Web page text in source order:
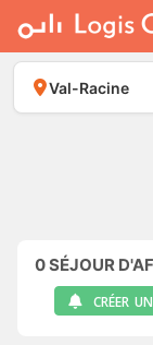
À LOUER
À VENDRE
PLACER
Val-Racine
0SÉJOUR
CRÉER